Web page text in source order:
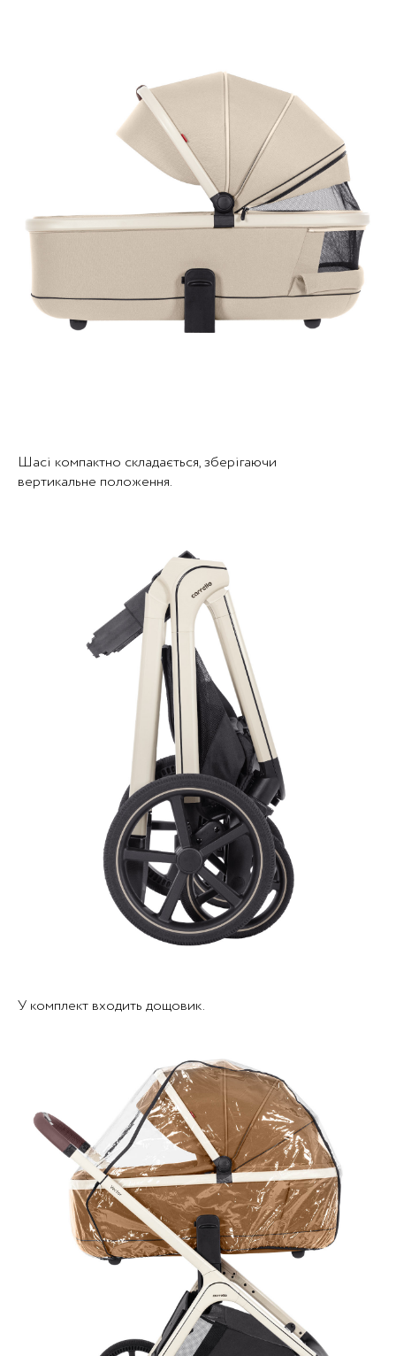
Шасі компактно складається, зберігаючи
вертикальне положення.
У комплект входить дощовик.